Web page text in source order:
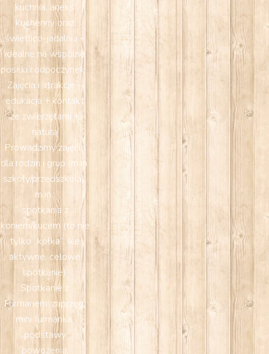
kuchnia, aneks
kuchenny oraz
świetlico-jadalnia –
idealne na wspólne
posiłki i odpoczynek.
Zajęcia i atrakcje –
edukacja + kontakt
ze zwierzętami +
naturą
Prowadzimy zajęcia
dla rodzin i grup (m.in.
szkoły/przedszkola),
m.in.:
spotkania z
koniem/kucem (to nie
tylko „kółka”, ale
aktywne, celowe
spotkanie),
Spotkanie z
Furmanem: zaprzęg,
mini furmanka,
podstawy
powożenia,